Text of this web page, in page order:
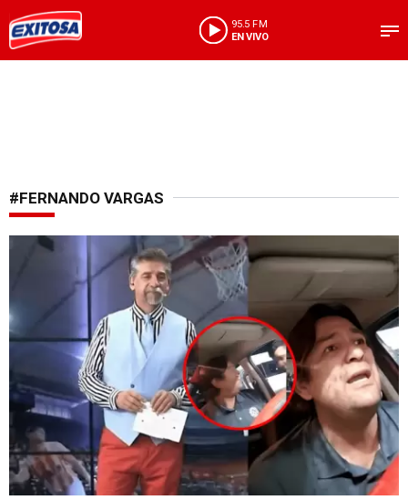
95.5 FM
EN VIVO
#FERNANDO VARGAS
Peligrosa situación